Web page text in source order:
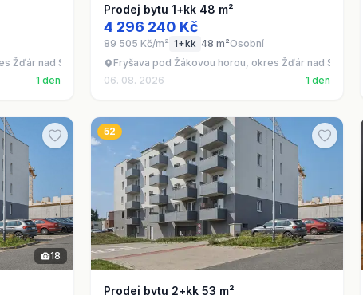
Žďár nad Sázavou
1 den
Prodej bytu 1+kk 48 m²
4 296 240 Kč
89 505 Kč/m² 1+kk 48 m²Osobní
Fryšava pod Žákovou horou, okres Žďár nad Sázavou
06. 08. 2026
1 den
18
52
Prodej bytu 2+kk 53 m²